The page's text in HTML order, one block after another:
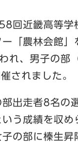
回近畿高等学
「農林会館
れ、男子の
されました。
出走者8名の
う成績を収
の部に榛生